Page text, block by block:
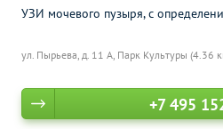
ул. Пырьева, д. 11 А, Парк Культуры (4.36
УЗИ мочевого пузыря, с
+7 495